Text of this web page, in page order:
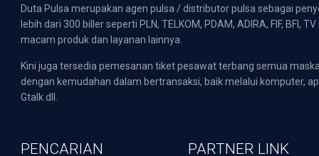
Duta Pulsa merupakan agen pulsa / distributor pulsa sebagai
lebih dari 300 biller seperti PLN, TELKOM, PDAM, ADIRA, FIF,
macam produk dan layanan lainnya.
Kini juga tersedia pemesanan tiket pesawat terbang semua
dengan kemudahan dalam bertransaksi, baik melalui komputer,
Gtalk dll.
PENCARIAN PARTNER LINK